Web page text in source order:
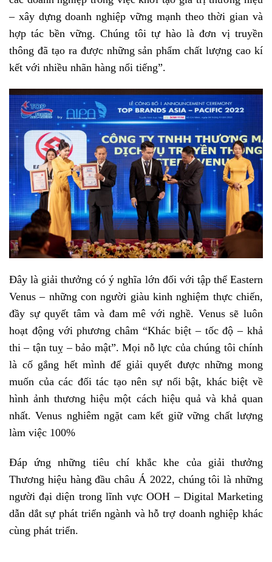
– xây dựng doanh nghiệp vững mạnh theo thời gian và
hợp tác bền vững. Chúng tôi tự hào là đơn vị truyền
thông đã tạo ra được những sản phẩm chất lượng cao kí
kết với nhiều nhãn hàng nổi tiếng”.
Đây là giải thưởng có ý nghĩa lớn đối với tập thể Eastern
Venus – những con người giàu kinh nghiệm thực chiến,
đầy sự quyết tâm và đam mê với nghề. Venus sẽ luôn
hoạt động với phương châm “Khác biệt – tốc độ – khả
thi – tận tuỵ – bảo mật”. Mọi nỗ lực của chúng tôi chính
là cố gắng hết mình để giải quyết được những mong
muốn của các đối tác tạo nên sự nổi bật, khác biệt về
hình ảnh thương hiệu một cách hiệu quả và khả quan
nhất. Venus nghiêm ngặt cam kết giữ vững chất lượng
làm việc 100%
Đáp ứng những tiêu chí khắc khe của giải thưởng
Thương hiệu hàng đầu châu Á 2022, chúng tôi là những
người đại diện trong lĩnh vực OOH – Digital Marketing
dẫn dắt sự phát triển ngành và hỗ trợ doanh nghiệp khác
cùng phát triển.